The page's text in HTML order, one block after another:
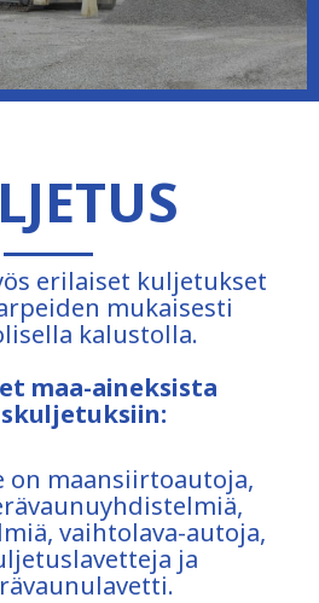
erilaiset kuljetukset
mukaisesti
kalustolla.
maa-aineksista
on maansiirtoautoja,
vaihtolava-autoja,
ja